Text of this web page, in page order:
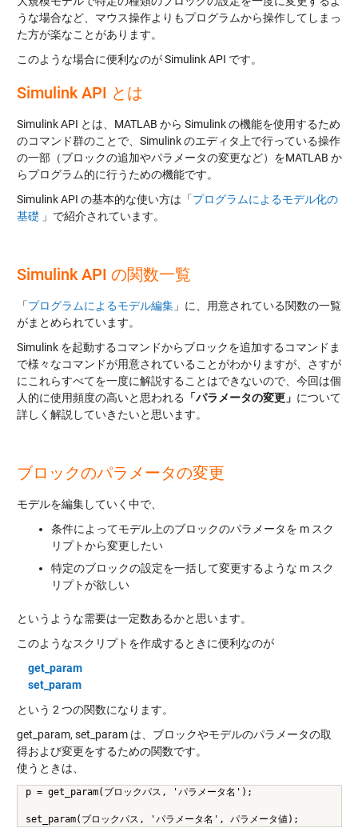
うな場合など、マウス操作よりもプログラムから操作してしまっ
た方が楽なことがあります。
このような場合に便利なのが Simulink API です。
Simulink API とは
Simulink API とは、MATLAB から Simulink の機能を使用するため
のコマンド群のことで、Simulink のエディタ上で行っている操作
の一部（ブロックの追加やパラメータの変更など）をMATLAB か
らプログラム的に行うための機能です。
Simulink API の基本的な使い方は「プログラムによるモデル化の
基礎 」で紹介されています。
Simulink API の関数一覧
「プログラムによるモデル編集」に、用意されている関数の一覧
がまとめられています。
Simulink を起動するコマンドからブロックを追加するコマンドま
で様々なコマンドが用意されていることがわかりますが、さすが
にこれらすべてを一度に解説することはできないので、今回は個
人的に使用頻度の高いと思われる 「パラメータの変更」 について
詳しく解説していきたいと思います。
ブロックのパラメータの変更
モデルを編集していく中で、
条件によってモデル上のブロックのパラメータを m スク
リプトから変更したい
特定のブロックの設定を一括して変更するような m スク
リプトが欲しい
というような需要は一定数あるかと思います。
このようなスクリプトを作成するときに便利なのが
get_param
set_param
という 2 つの関数になります。
get_param, set_param は、ブロックやモデルのパラメータの取
得および変更をするための関数です。
使うときは、
p = get_param(ブロックパス, 'パラメータ名');
set_param(ブロックパス, 'パラメータ名', パラメータ値);